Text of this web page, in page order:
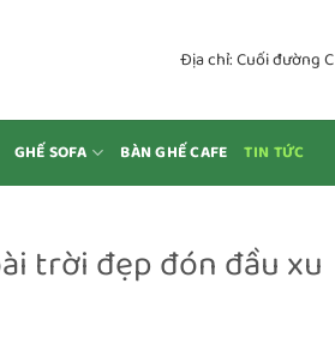
Địa chỉ: Cuối đường
GHẾ SOFA BÀN GHẾ CAFE TIN TỨC
trời đẹp đón đầu xu